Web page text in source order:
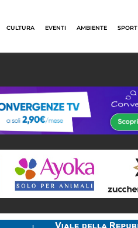
CULTURA EVENTI AMBIENTE SPORT